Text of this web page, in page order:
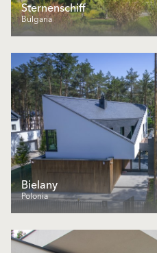
Sternenschiff
Bulgaria
Bielany
Polonia